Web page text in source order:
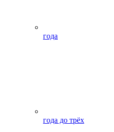
года
года до трёх